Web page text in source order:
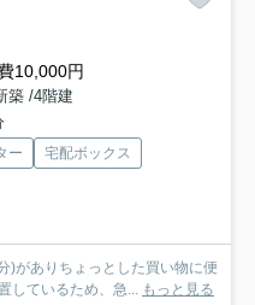
10,000円
築 /4階建
ー
宅配ボックス
)がありちょっとした買い物に便
しているため、急... もっと見る